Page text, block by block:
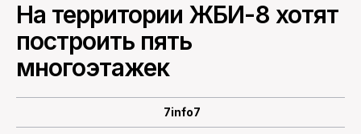
О НАС
На территории ЖБИ-8 хотят
построить пять
многоэтажек
7info7